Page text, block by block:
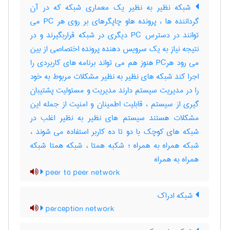
شبکه نظیر به نظیر یک معماری شبکه که در آن
گرداننده ها ، پرونده هاو چاپگرهای بر روی هر PC می
توانند در دسترس PC دیگری در شبکه قراربگیرند و در
نتیجه نیاز به یک سرویس دهنده پرونده اختصاصی از بین
می رود هرPC هنوز هم می تواند برنامه های کاربردی را
اجرا کند شبکه های نظیر به نظیر مشکلات مربوط به خود
را در مدیریت سیستم دارند مدیریت و مسئولیت پشتیبان
گیری از سیستم ، قابلیت اطمینان و امنیت از جمله این
مشکلات هستند سیستم های نظیر به نظیر اغلب در
شبکه های کوچک با دو تا ده کاربر استفاده می شوند ،
شبکه همراه به همراه ؛ شکبه همتا ، شبکه همتا شبکه
همراه به همراه
peer to peer network
شبکه ادراک
perception network